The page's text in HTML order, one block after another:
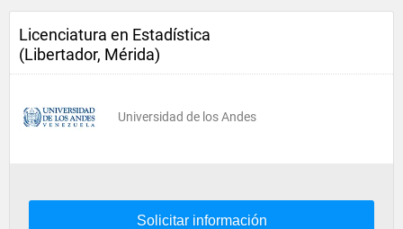
Licenciatura en Estadística
(Libertador, Mérida)
Universidad de los Andes
Solicitar información